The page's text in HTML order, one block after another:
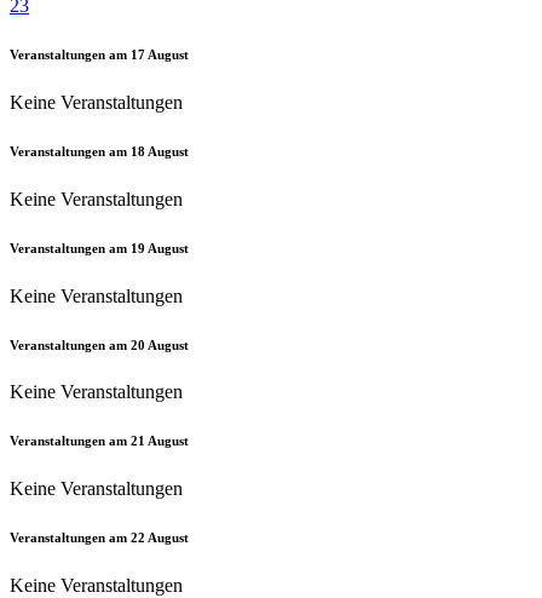
23
Veranstaltungen am 17 August
Keine Veranstaltungen
Veranstaltungen am 18 August
Keine Veranstaltungen
Veranstaltungen am 19 August
Keine Veranstaltungen
Veranstaltungen am 20 August
Keine Veranstaltungen
Veranstaltungen am 21 August
Keine Veranstaltungen
Veranstaltungen am 22 August
Keine Veranstaltungen